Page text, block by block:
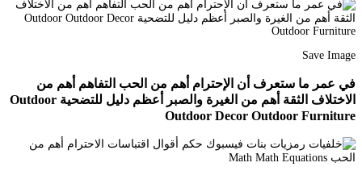
Save Image
في عمر ما ستعرف أن الإحترام أهم من الحب التفاهم أهم من
الاختلاف الثقة أهم من الغيرة والصبر أعظم دليل للتضحية Outdoor
Outdoor Decor Outdoor Furniture